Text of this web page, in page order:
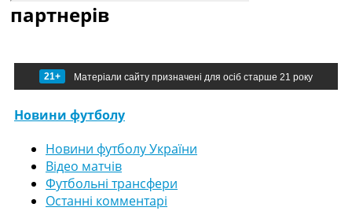
партнерів
21+ Матеріали сайту призначені для осіб старше 21 року
Новини футболу
Новини футболу України
Відео матчів
Футбольні трансфери
Останні комментарі